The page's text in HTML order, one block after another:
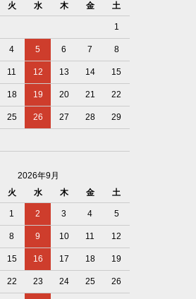
火 水 木 金 土
1
4 5 6 7 8
11 12 13 14 15
18 19 20 21 22
25 26 27 28 29
2026年9月
火 水 木 金 土
1 2 3 4 5
8 9 10 11 12
15 16 17 18 19
22 23 24 25 26